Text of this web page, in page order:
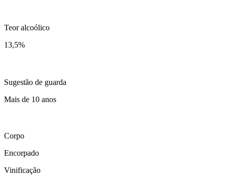
Teor alcoólico
13,5%
Sugestão de guarda
Mais de 10 anos
Corpo
Encorpado
Vinificação